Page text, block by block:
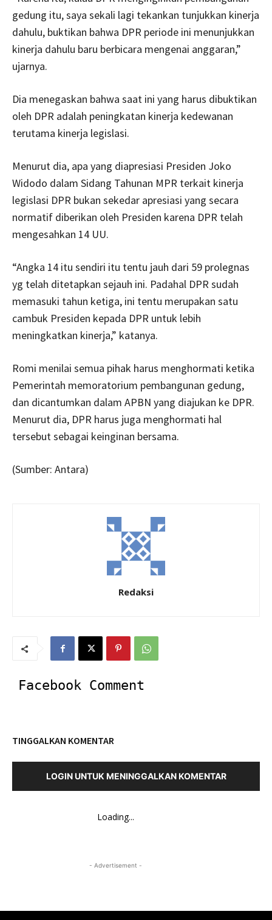
gedung itu, saya sekali lagi tekankan tunjukkan kinerja
dahulu, buktikan bahwa DPR periode ini menunjukkan
kinerja dahulu baru berbicara mengenai anggaran,”
ujarnya.
Dia menegaskan bahwa saat ini yang harus dibuktikan
oleh DPR adalah peningkatan kinerja kedewanan
terutama kinerja legislasi.
Menurut dia, apa yang diapresiasi Presiden Joko
Widodo dalam Sidang Tahunan MPR terkait kinerja
legislasi DPR bukan sekedar apresiasi yang secara
normatif diberikan oleh Presiden karena DPR telah
mengesahkan 14 UU.
“Angka 14 itu sendiri itu tentu jauh dari 59 prolegnas
yg telah ditetapkan sejauh ini. Padahal DPR sudah
memasuki tahun ketiga, ini tentu merupakan satu
cambuk Presiden kepada DPR untuk lebih
meningkatkan kinerja,” katanya.
Romi menilai semua pihak harus menghormati ketika
Pemerintah memoratorium pembangunan gedung,
dan dicantumkan dalam APBN yang diajukan ke DPR.
Menurut dia, DPR harus juga menghormati hal
tersebut sebagai keinginan bersama.
(Sumber: Antara)
Redaksi
Facebook Comment
TINGGALKAN KOMENTAR
LOGIN UNTUK MENINGGALKAN KOMENTAR
Loading...
- Advertisement -